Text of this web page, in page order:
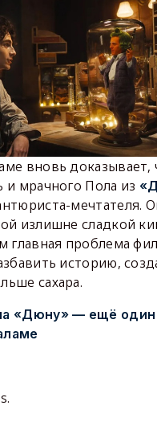
вновь доказывает,
и мрачного Пола из
мечтателя.
излишне сладкой
главная проблема
историю,
сахара.
«Дюну» — ещё